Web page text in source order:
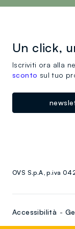
Un click,
Iscriviti ora alla
sconto sul tuo
OVS S.p.A, p.iva
Accessibilità